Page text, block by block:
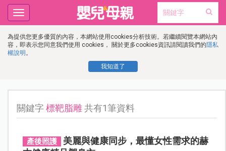
為提供您更多優質的內容，本網站使用cookies分析技術。若繼續閱覽本網站內
容，即表示您同意我們使用 cookies， 關於更多cookies資訊請閱讀我們的隱私
權說明 。
我知道了
Toggle
navigation
關鍵字標靶脂雕共有1筆資料
產後照護
美麗與健康同步，最懂女性需求的赫